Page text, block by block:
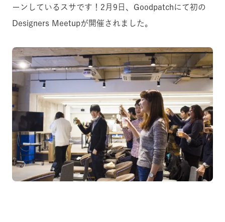
ーンしているスサです！2月9日、Goodpatchにて初の
Designers Meetupが開催されました。